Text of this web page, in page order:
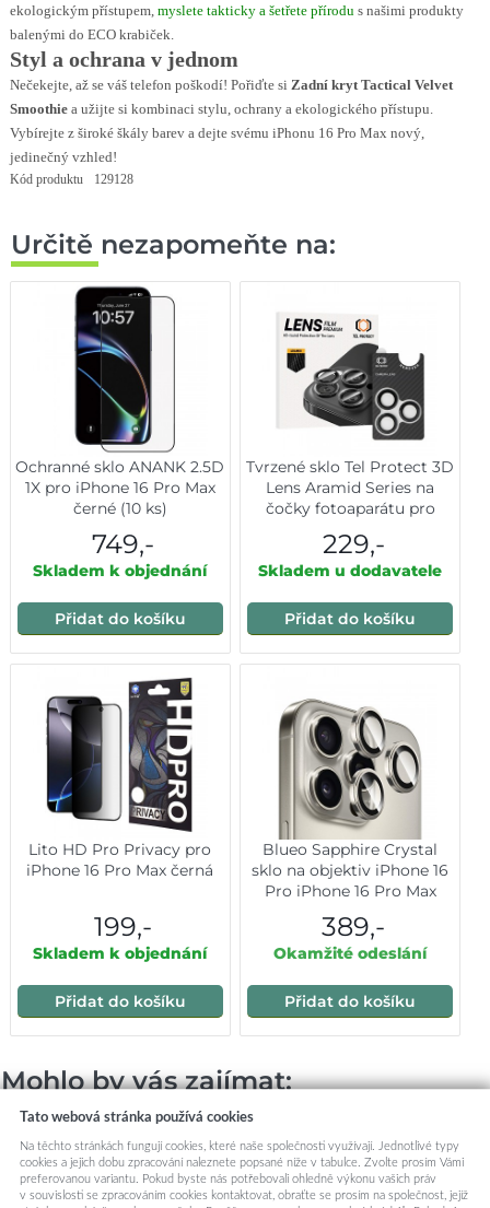
ekologickým přístupem, myslete takticky a šetřete přírodus našimi produkty
balenými do ECO krabiček.
Styl a ochrana v jednom
Nečekejte, až se váš telefon poškodí! Pořiďte si Zadní kryt Tactical Velvet
Smoothiea užijte si kombinaci stylu, ochrany a ekologického přístupu.
Vybírejte z široké škály barev a dejte svému iPhonu 16 Pro Max nový,
jedinečný vzhled!
Kód produktu 129128
Určitě nezapomeňte na:
Ochranné sklo ANANK 2.5D
1X pro iPhone 16 Pro Max
černé (10 ks)
749,-
Skladem k objednání
Přidat do košíku
Tvrzené sklo Tel Protect 3D
Lens Aramid Series na
čočky fotoaparátu pro
229,-
Skladem u dodavatele
Přidat do košíku
Lito HD Pro Privacy pro
iPhone 16 Pro Max černá
199,-
Skladem k objednání
Přidat do košíku
Blueo Sapphire Crystal
sklo na objektiv iPhone 16
Pro iPhone 16 Pro Max
389,-
Okamžité odeslání
Přidat do košíku
Mohlo by vás zajímat:
Tato webová stránka používá cookies
Na těchto stránkách fungují cookies, které naše společnosti využívají. Jednotlivé typy
cookies a jejich dobu zpracování naleznete popsané níže v tabulce. Zvolte prosím Vámi
preferovanou variantu. Pokud byste nás potřebovali ohledně výkonu vašich práv
v souvislosti se zpracováním cookies kontaktovat, obraťte se prosím na společnost, jejíž